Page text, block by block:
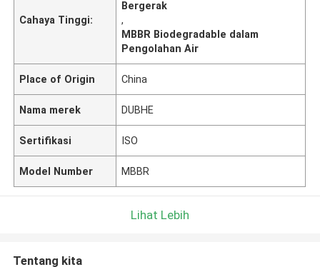
Cahaya Tinggi:
Bergerak
,
MBBR Biodegradable dalam
Pengolahan Air
Place of Origin China
Nama merek DUBHE
Sertifikasi ISO
Model Number MBBR
Lihat Lebih
Tentang kita